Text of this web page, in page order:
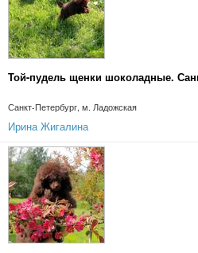
Той-пудель щенки шоколадные.
Санкт-Петербург, м. Ладожская
Ирина Жигалина